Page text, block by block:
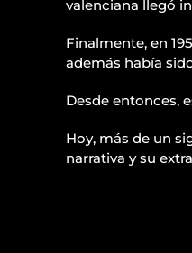
valenciana llegó
Finalmente, en
además había
Desde entonces,
Hoy, más de un
narrativa y su